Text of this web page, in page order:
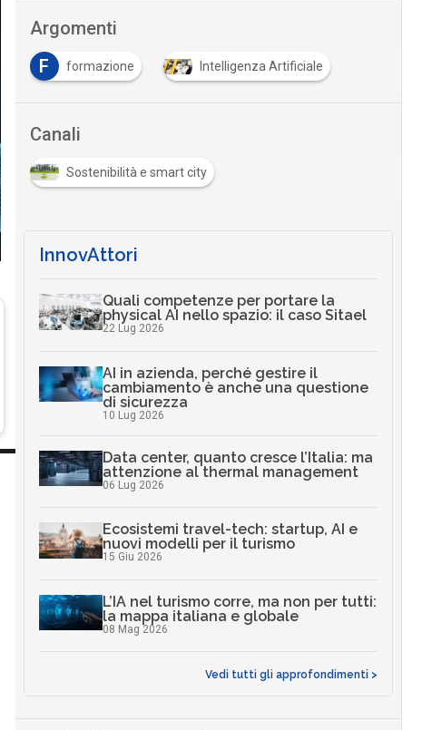
Argomenti
F
formazione Intelligenza Artificiale
Canali
Sostenibilità e smart city
InnovAttori
Quali competenze per portare la
physical AI nello spazio: il caso Sitael
22 Lug 2026
AI in azienda, perché gestire il
cambiamento è anche una questione
di sicurezza
10 Lug 2026
Data center, quanto cresce l’Italia: ma
attenzione al thermal management
06 Lug 2026
Ecosistemi travel-tech: startup, AI e
nuovi modelli per il turismo
15 Giu 2026
L’IA nel turismo corre, ma non per tutti:
la mappa italiana e globale
08 Mag 2026
Vedi tutti gli approfondimenti >